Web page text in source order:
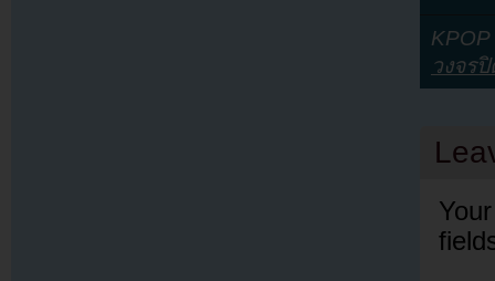
วงจร